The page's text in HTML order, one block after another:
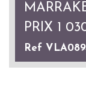
PRIX 1
Ref